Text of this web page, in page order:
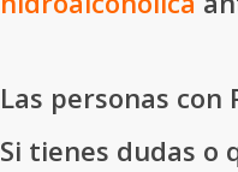
Las personas
Si tienes dudas o